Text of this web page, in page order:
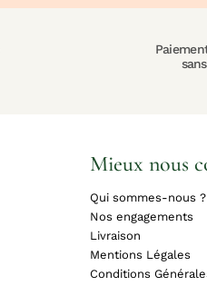
Mieux nous
Qui sommes-nous ?
Nos engagements
Livraison
Mentions Légales
Conditions